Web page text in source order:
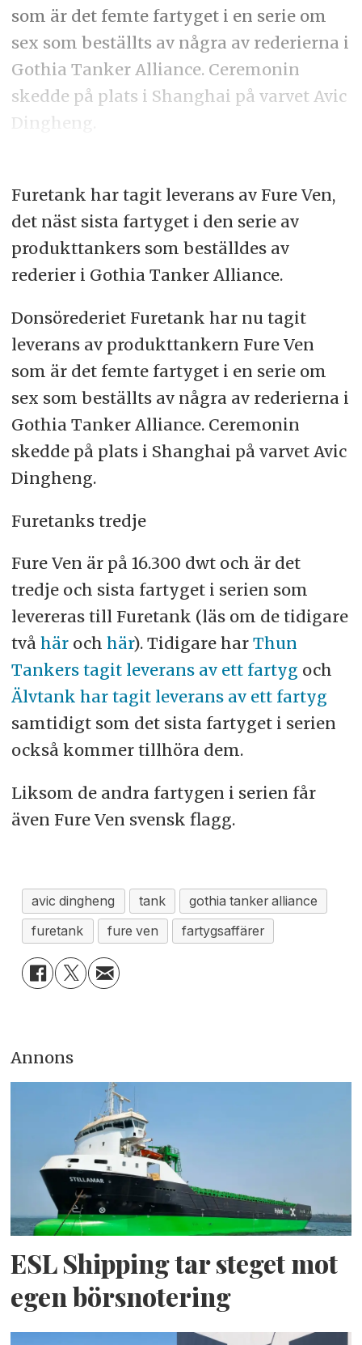
som är det femte fartyget i en serie om
sex som beställts av några av rederierna i
Gothia Tanker Alliance. Ceremonin
skedde på plats i Shanghai på varvet Avic
Dingheng.
Furetank har tagit leverans av Fure Ven,
det näst sista fartyget i den serie av
produkttankers som beställdes av
rederier i Gothia Tanker Alliance.
Donsörederiet Furetank har nu tagit
leverans av produkttankern Fure Ven
som är det femte fartyget i en serie om
sex som beställts av några av rederierna i
Gothia Tanker Alliance. Ceremonin
skedde på plats i Shanghai på varvet Avic
Dingheng.
Furetanks tredje
Fure Ven är på 16.300 dwt och är det
tredje och sista fartyget i serien som
levereras till Furetank (läs om de tidigare
två häroch här). Tidigare har Thun
Tankers tagit leverans av ett fartyg och
Älvtank har tagit leverans av ett fartyg
samtidigt som det sista fartyget i serien
också kommer tillhöra dem.
Liksom de andra fartygen i serien får
även Fure Ven svensk flagg.
avic dingheng tank
gothia tanker alliance
furetank
fure ven fartygsaffärer
Annons
ESL Shipping tar steget mot
egen börsnotering